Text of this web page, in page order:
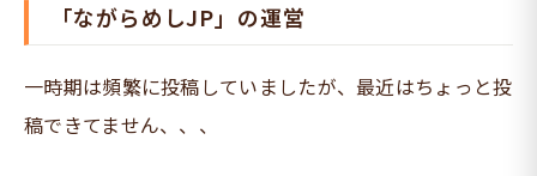
「ながらめしJP」の運営
一時期は頻繁に投稿していましたが、最近はちょっと投
稿できてません、、、